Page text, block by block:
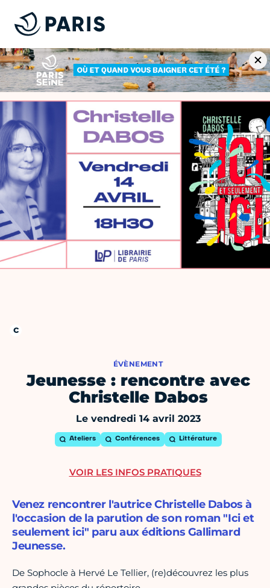
ÉVÈNEMENT
Jeunesse : rencontre avec
Christelle Dabos
Le vendredi 14 avril 2023
Ateliers Conférences Littérature
Venez rencontrer l'autrice Christelle Dabos à
l'occasion de la parution de son roman "Ici et
seulement ici" paru aux éditions Gallimard
Jeunesse.
De Sophocle à Hervé Le Tellier, (re)découvrez les plus
VOIR LES INFOS PRATIQUES